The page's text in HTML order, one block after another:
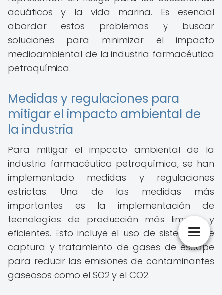
acuáticos y la vida marina. Es esencial
abordar estos problemas y buscar
soluciones para minimizar el impacto
medioambiental de la industria farmacéutica
petroquímica.
Medidas y regulaciones para
mitigar el impacto ambiental de
la industria
Para mitigar el impacto ambiental de la
industria farmacéutica petroquímica, se han
implementado medidas y regulaciones
estrictas. Una de las medidas más
importantes es la implementación de
tecnologías de producción más limpias y
eficientes. Esto incluye el uso de sistemas de
captura y tratamiento de gases de escape
para reducir las emisiones de contaminantes
gaseosos como el SO2 y el CO2.